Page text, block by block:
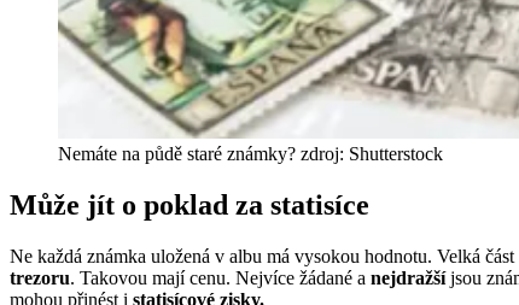
Nemáte na půdě staré známky? zdroj: Shutterstock
Může jít o poklad za statisíce
Ne každá známka uložená v albu má vysokou hodnotu. Velká
trezoru. Takovou mají cenu. Nejvíce žádané a nejdražšíjsou
mohou přinést i statisícové zisky.